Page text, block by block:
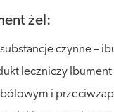
żel:
czynne –
leczniczy Ibument
i